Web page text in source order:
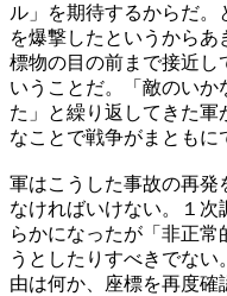
ル」を期待するからだ
を爆撃したというからあ
標物の目の前まで接近し
いうことだ。「敵のいか
た」と繰り返してきた軍
なことで戦争がまともに
軍はこうした事故の再発
なければいけない。１次
らかになったが「非正
うとしたりすべきでな
由は何か、座標を再度確